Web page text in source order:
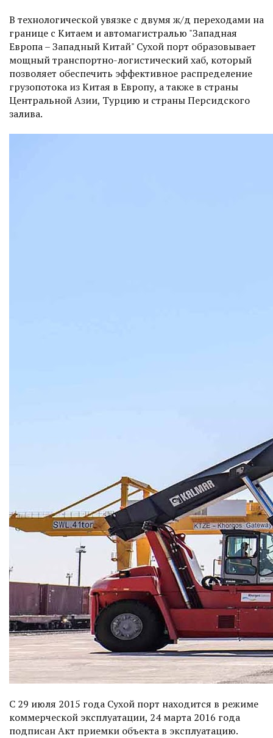
В технологической увязке с двумя ж/д переходами на
границе с Китаем и автомагистралью "Западная
Европа – Западный Китай" Сухой порт образовывает
мощный транспортно-логистический хаб, который
позволяет обеспечить эффективное распределение
грузопотока из Китая в Европу, а также в страны
Центральной Азии, Турцию и страны Персидского
залива.
С 29 июля 2015 года Сухой порт находится в режиме
коммерческой эксплуатации, 24 марта 2016 года
подписан Акт приемки объекта в эксплуатацию.